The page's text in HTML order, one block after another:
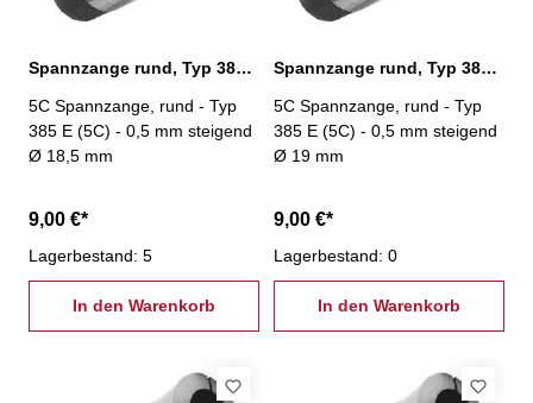
Spannzange rund, Typ 385 E (5C) Ø 18,5 mm
5C Spannzange, rund - Typ
385 E (5C) - 0,5 mm steigend
Ø 18,5 mm
9,00 €*
Lagerbestand: 5
In den Warenkorb
Spannzange rund, Typ 385 E (5C) Ø 19,0 mm
5C Spannzange, rund - Typ
385 E (5C) - 0,5 mm steigend
Ø 19 mm
9,00 €*
Lagerbestand: 0
In den Warenkorb